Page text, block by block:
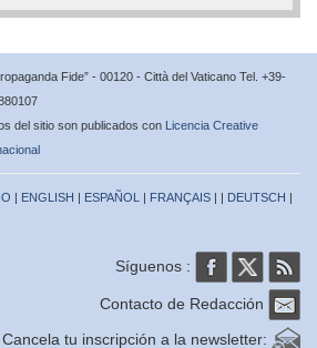
Fide” - 00120 - Città del Vaticano Tel. +39-
del sitio son publicados con Licencia Creative
| ENGLISH | ESPAÑOL | FRANÇAIS | | DEUTSCH |
Síguenos :
Contacto de Redacción
Cancela tu inscripción a la newsletter: